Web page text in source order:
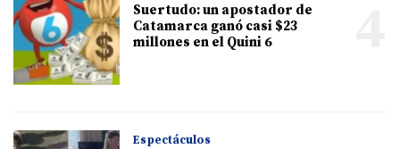
Suertudo: un apostador de
Catamarca ganó casi $23
millones en el Quini 6
Espectáculos